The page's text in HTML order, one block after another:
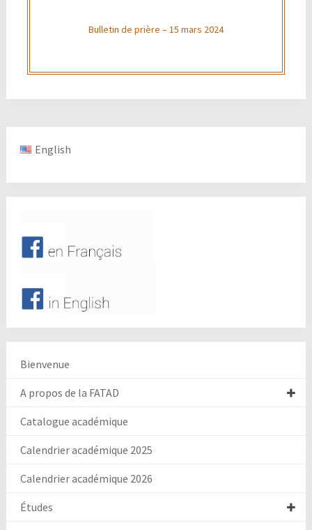
Bulletin de prière – 15 mars 2024
English
Bienvenue
A propos de la FATAD
Catalogue académique
Calendrier académique 2025
Calendrier académique 2026
Études